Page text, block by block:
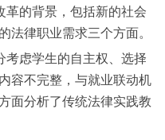
革的背景，包括新的社会
法律职业需求三个方面。
考虑学生的自主权、选择
容不完整，与就业联动机
面分析了传统法律实践教